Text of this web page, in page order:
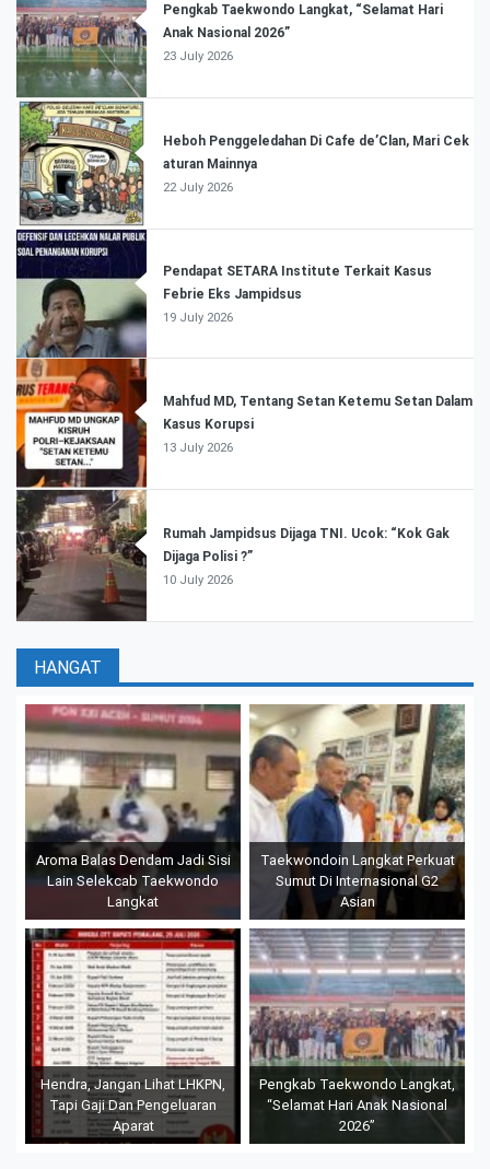
Pengkab Taekwondo Langkat, “Selamat Hari
Anak Nasional 2026”
23 July 2026
Heboh Penggeledahan Di Cafe de’Clan, Mari Cek
aturan Mainnya
22 July 2026
Pendapat SETARA Institute Terkait Kasus
Febrie Eks Jampidsus
19 July 2026
Mahfud MD, Tentang Setan Ketemu Setan Dalam
Kasus Korupsi
13 July 2026
Rumah Jampidsus Dijaga TNI. Ucok: “Kok Gak
Dijaga Polisi ?”
10 July 2026
HANGAT
Aroma Balas Dendam Jadi Sisi
Lain Selekcab Taekwondo
Langkat
Taekwondoin Langkat Perkuat
Sumut Di Internasional G2
Asian
Hendra, Jangan Lihat LHKPN,
Tapi Gaji Dan Pengeluaran
Aparat
Pengkab Taekwondo Langkat,
“Selamat Hari Anak Nasional
2026”